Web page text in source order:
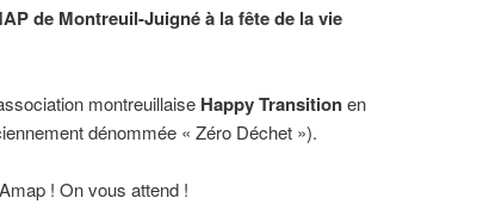
de Montreuil-Juigné à la fête de la vie
montreuillaise Happy Transitionen
dénommée « Zéro Déchet »).
! On vous attend !